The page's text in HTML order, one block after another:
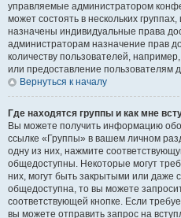
управляемые администратором
может состоять в нескольких
назначены индивидуальные права
администраторам назначение прав
количеству пользователей,
или предоставление пользователям
Вернуться к началу
Где находятся группы и как мне
Вы можете получить информацию
ссылке «Группы» в вашем личном
одну из них, нажмите
общедоступны. Некоторые могут
них, могут быть закрытыми или даже
общедоступна, то вы можете
соответствующей кнопке. Если
вы можете отправить запрос на